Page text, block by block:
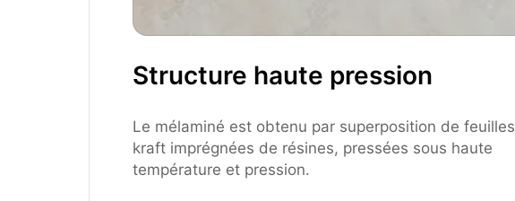
Structure haute pression
Le mélaminé est obtenu par superposition de feuilles
kraft imprégnées de résines, pressées sous haute
température et pression.